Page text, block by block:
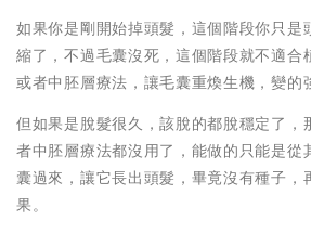
如果你是剛開始掉頭髮，這個階段你只是
縮了，不過毛囊沒死，這個階段就不適合
或者中胚層療法，讓毛囊重煥生機，變的
但如果是脫髮很久，該脫的都脫穩定了，
者中胚層療法都沒用了，能做的只能是從
囊過來，讓它長出頭髮，畢竟沒有種子，
果。